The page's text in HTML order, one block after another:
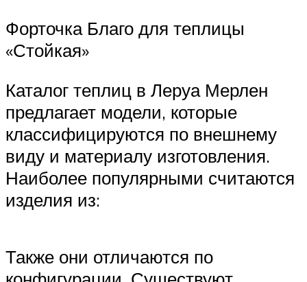
Форточка Благо для теплицы
«Стойкая»
Каталог теплиц в Леруа Мерлен
предлагает модели, которые
классифицируются по внешнему
виду и материалу изготовления.
Наиболее популярными считаются
изделия из:
Также они отличаются по